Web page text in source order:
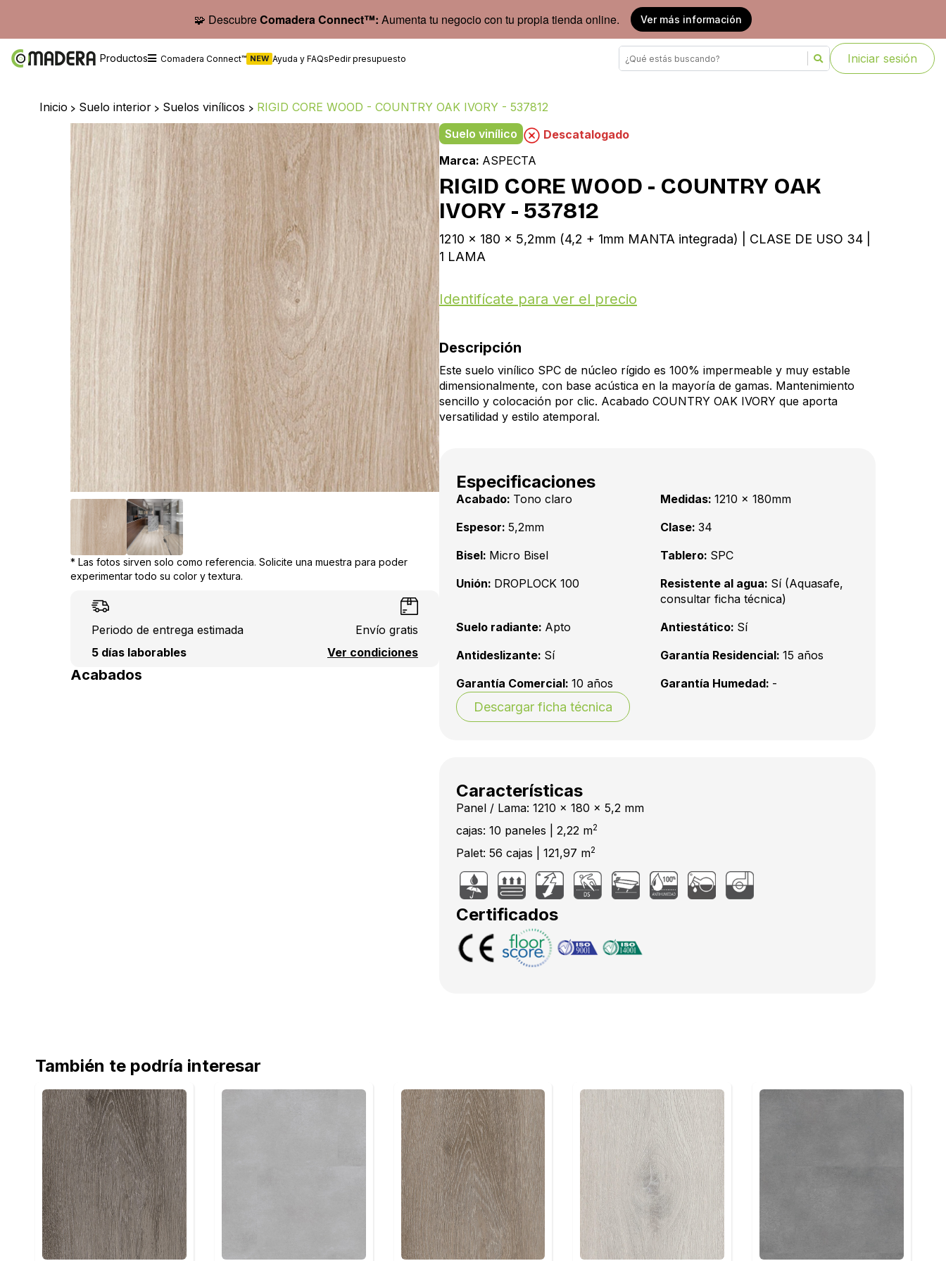
🧩 DescubreComadera Connect™: Aumenta tu negocio con tu propia tienda online. Ver más información
Productos Comadera Connect™ NEW Ayuda y FAQsPedir presupuesto Iniciar sesión
Inicio > Suelo interior > Suelos vinílicos > RIGID CORE WOOD - COUNTRY OAK IVORY - 537812
* Las fotos sirven solo como referencia. Solicite una muestra para poder
experimentar todo su color y textura.
Periodo de entrega estimada
5 días laborables
Envío gratis
Ver condiciones
Acabados
Suelo vinílico
Descatalogado
Marca: ASPECTA
RIGID CORE WOOD - COUNTRY OAK
IVORY - 537812
1210 x 180 x 5,2mm (4,2 + 1mm MANTA integrada) | CLASE DE USO 34 |
1 LAMA
Identifícate para ver el precio
Descripción
Este suelo vinílico SPC de núcleo rígido es 100% impermeable y muy estable
dimensionalmente, con base acústica en la mayoría de gamas. Mantenimiento
sencillo y colocación por clic. Acabado COUNTRY OAK IVORY que aporta
versatilidad y estilo atemporal.
Especificaciones
Acabado: Tono claro Medidas: 1210 x 180mm
Espesor: 5,2mm Clase: 34
Bisel: Micro Bisel Tablero: SPC
Unión: DROPLOCK 100 Resistente al agua: Sí (Aquasafe,
consultar ficha técnica)
Suelo radiante: Apto Antiestático: Sí
Antideslizante: Sí Garantía Residencial: 15 años
Garantía Comercial: 10 años Garantía Humedad: -
Descargar ficha técnica
Características
Panel / Lama: 1210 x 180 x 5,2 mm
cajas: 10 paneles | 2,22 m2
Palet: 56 cajas | 121,97 m2
Certificados
También te podría interesar